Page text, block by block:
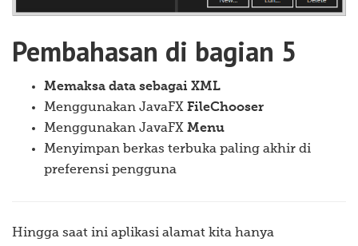
Pembahasan di bagian 5
Memaksa data sebagai XML
Menggunakan JavaFX FileChooser
Menggunakan JavaFX Menu
Menyimpan berkas terbuka paling akhir di
preferensi pengguna
Hingga saat ini aplikasi alamat kita hanya